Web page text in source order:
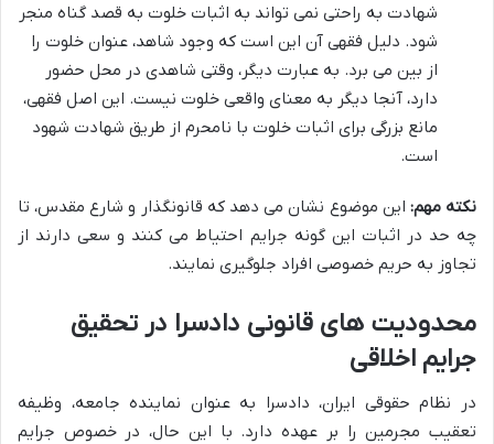
شهادت به راحتی نمی تواند به اثبات خلوت به قصد گناه منجر
شود. دلیل فقهی آن این است که وجود شاهد، عنوان خلوت را
از بین می برد. به عبارت دیگر، وقتی شاهدی در محل حضور
دارد، آنجا دیگر به معنای واقعی خلوت نیست. این اصل فقهی،
مانع بزرگی برای اثبات خلوت با نامحرم از طریق شهادت شهود
است.
نکته مهم: این موضوع نشان می دهد که قانونگذار و شارع مقدس، تا
چه حد در اثبات این گونه جرایم احتیاط می کنند و سعی دارند از
تجاوز به حریم خصوصی افراد جلوگیری نمایند.
محدودیت های قانونی دادسرا در تحقیق
جرایم اخلاقی
در نظام حقوقی ایران، دادسرا به عنوان نماینده جامعه، وظیفه
تعقیب مجرمین را بر عهده دارد. با این حال، در خصوص جرایم